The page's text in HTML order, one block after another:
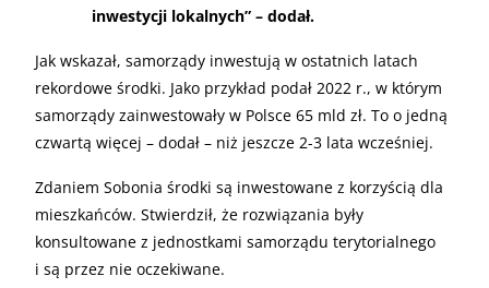
inwestycji lokalnych” – dodał.
Jak wskazał, samorządy inwestują w ostatnich latach
rekordowe środki. Jako przykład podał 2022 r., w którym
samorządy zainwestowały w Polsce 65 mld zł. To o jedną
czwartą więcej – dodał – niż jeszcze 2-3 lata wcześniej.
Zdaniem Sobonia środki są inwestowane z korzyścią dla
mieszkańców. Stwierdził, że rozwiązania były
konsultowane z jednostkami samorządu terytorialnego
i są przez nie oczekiwane.